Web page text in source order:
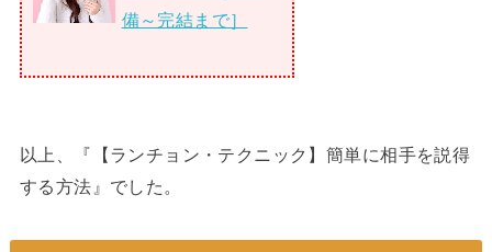
備～完結まで］
以上、『【ランチョン・テクニック】簡単に相手を説得
する方法』でした。